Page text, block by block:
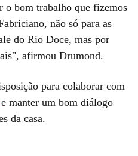
o bom trabalho que fizemos
não só para as
do Rio Doce, mas por
afirmou Drumond.
para colaborar com
e manter um bom diálogo
da casa.